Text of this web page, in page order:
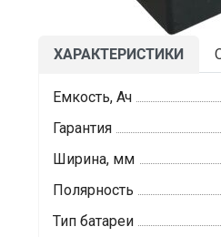
ХАРАКТЕРИСТИКИ
Емкость, Ач
Гарантия
Ширина, мм
Полярность
Тип батареи